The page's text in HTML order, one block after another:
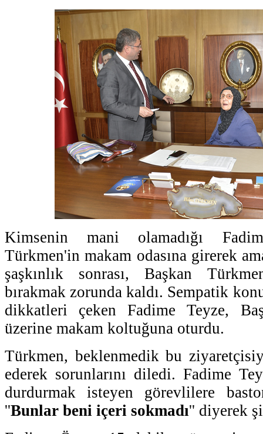
Kimsenin mani olamadığı
Türkmen'in makam odasına girerek
şaşkınlık sonrası, Başkan
bırakmak zorunda kaldı. Sempatik
dikkatleri çeken Fadime Teyze,
üzerine makam koltuğuna oturdu.
Türkmen, beklenmedik bu
ederek sorunlarını diledi. Fadime
durdurmak isteyen görevlilere
''Bunlar beni içeri sokmadı'' diyerek